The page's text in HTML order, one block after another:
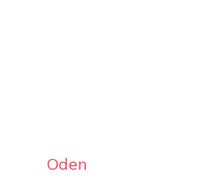
Oden